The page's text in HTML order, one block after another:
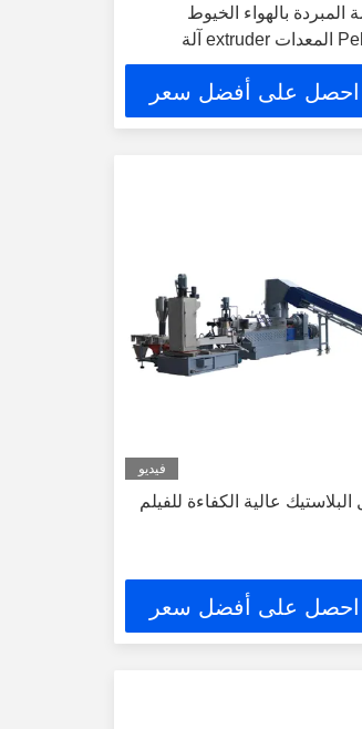
المبردة بالهواء الخيوط
Pelletizing المعدات extruder آلة
احصل على أفضل سعر
فيديو
البلاستيك عالية الكفاءة للفيلم
احصل على أفضل سعر